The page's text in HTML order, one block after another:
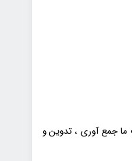
جمع آوری ، تدوین و